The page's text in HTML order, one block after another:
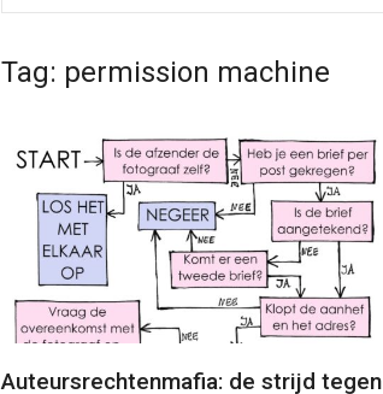
Tag: permission machine
Auteursrechtenmafia: de strijd tegen